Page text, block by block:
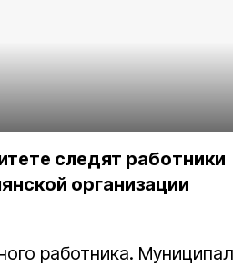
следят работники
организации
работника.